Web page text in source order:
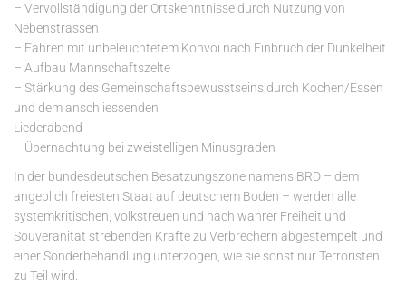
– Vervollständigung der Ortskenntnisse durch Nutzung von
Nebenstrassen
– Fahren mit unbeleuchtetem Konvoi nach Einbruch der Dunkelheit
– Aufbau Mannschaftszelte
– Stärkung des Gemeinschaftsbewusstseins durch Kochen/Essen
und dem anschliessenden
Liederabend
– Übernachtung bei zweistelligen Minusgraden
In der bundesdeutschen Besatzungszone namens BRD – dem
angeblich freiesten Staat auf deutschem Boden – werden alle
systemkritischen, volkstreuen und nach wahrer Freiheit und
Souveränität strebenden Kräfte zu Verbrechern abgestempelt und
einer Sonderbehandlung unterzogen, wie sie sonst nur Terroristen
zu Teil wird.